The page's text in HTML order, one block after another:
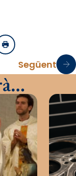
Imprimir
Següent